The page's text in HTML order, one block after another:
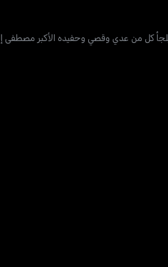
كل من عدي وقصي وحفيده الأكبر مصطفى